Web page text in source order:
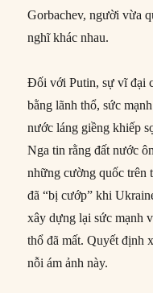
Gorbachev, người vừa
nghĩ khác nhau.
Đối với Putin, sự vĩ đại
bằng lãnh thổ, sức
nước láng giềng khiếp
Nga tin rằng đất nước
những cường quốc trên
đã “bị cướp” khi
xây dựng lại sức mạnh
thổ đã mất. Quyết định
nỗi ám ảnh này.